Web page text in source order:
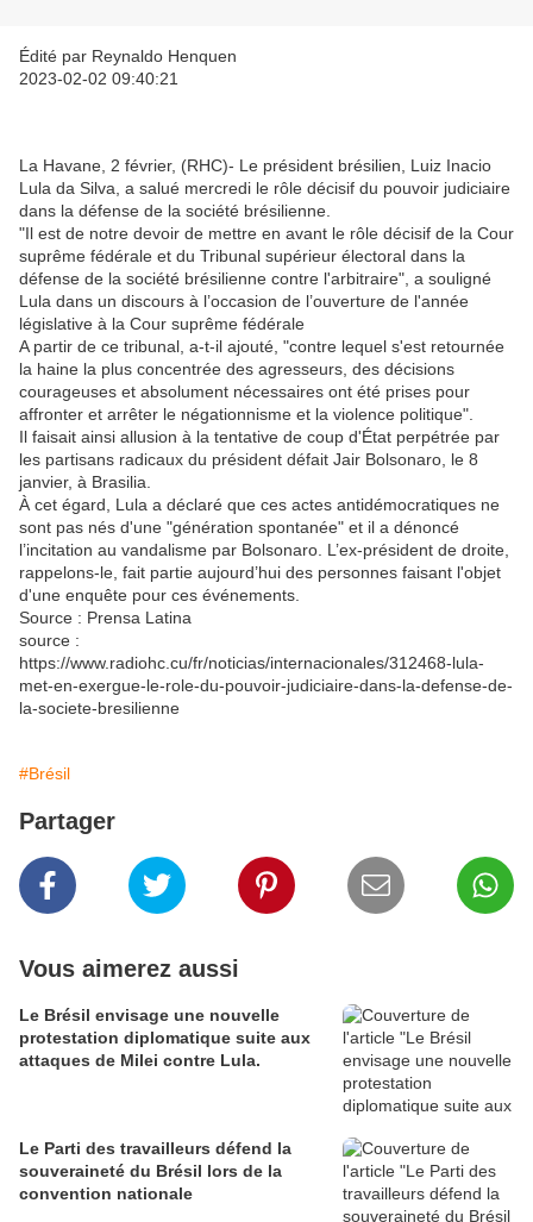
Édité par Reynaldo Henquen
2023-02-02 09:40:21
La Havane, 2 février, (RHC)- Le président brésilien, Luiz Inacio
Lula da Silva, a salué mercredi le rôle décisif du pouvoir judiciaire
dans la défense de la société brésilienne.
"Il est de notre devoir de mettre en avant le rôle décisif de la Cour
suprême fédérale et du Tribunal supérieur électoral dans la
défense de la société brésilienne contre l'arbitraire", a souligné
Lula dans un discours à l’occasion de l’ouverture de l'année
législative à la Cour suprême fédérale
A partir de ce tribunal, a-t-il ajouté, "contre lequel s'est retournée
la haine la plus concentrée des agresseurs, des décisions
courageuses et absolument nécessaires ont été prises pour
affronter et arrêter le négationnisme et la violence politique".
Il faisait ainsi allusion à la tentative de coup d'État perpétrée par
les partisans radicaux du président défait Jair Bolsonaro, le 8
janvier, à Brasilia.
À cet égard, Lula a déclaré que ces actes antidémocratiques ne
sont pas nés d'une "génération spontanée" et il a dénoncé
l’incitation au vandalisme par Bolsonaro. L’ex-président de droite,
rappelons-le, fait partie aujourd’hui des personnes faisant l'objet
d'une enquête pour ces événements.
Source : Prensa Latina
source :
https://www.radiohc.cu/fr/noticias/internacionales/312468-lula-
met-en-exergue-le-role-du-pouvoir-judiciaire-dans-la-defense-de-
la-societe-bresilienne
#Brésil
Partager
Vous aimerez aussi
Le Brésil envisage une nouvelle
protestation diplomatique suite aux
attaques de Milei contre Lula.
Le Parti des travailleurs défend la
souveraineté du Brésil lors de la
convention nationale